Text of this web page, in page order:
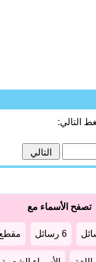
التالي:
تصفح الأسماء مع
6 رسائل